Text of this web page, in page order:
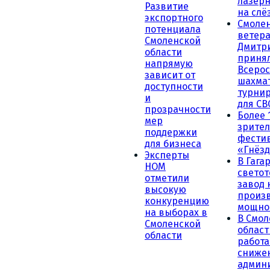
Развитие
экспортного
потенциала
Смоленской
области
напрямую
зависит от
доступности
и
прозрачности
мер
поддержки
для бизнеса
Эксперты
НОМ
отметили
высокую
конкуренцию
на выборах в
Смоленской
области
на
для
Более
В
завод
В